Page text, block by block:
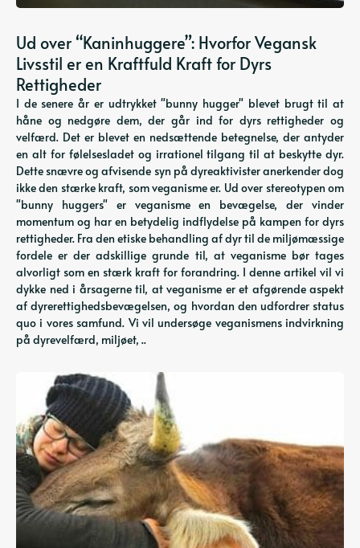
Ud over “Kaninhuggere”: Hvorfor Vegansk
Livsstil er en Kraftfuld Kraft for Dyrs
Rettigheder
I de senere år er udtrykket "bunny hugger" blevet brugt til at
håne og nedgøre dem, der går ind for dyrs rettigheder og
velfærd. Det er blevet en nedsættende betegnelse, der antyder
en alt for følelsesladet og irrationel tilgang til at beskytte dyr.
Dette snævre og afvisende syn på dyreaktivister anerkender dog
ikke den stærke kraft, som veganisme er. Ud over stereotypen om
"bunny huggers" er veganisme en bevægelse, der vinder
momentum og har en betydelig indflydelse på kampen for dyrs
rettigheder. Fra den etiske behandling af dyr til de miljømæssige
fordele er der adskillige grunde til, at veganisme bør tages
alvorligt som en stærk kraft for forandring. I denne artikel vil vi
dykke ned i årsagerne til, at veganisme er et afgørende aspekt
af dyrerettighedsbevægelsen, og hvordan den udfordrer status
quo i vores samfund. Vi vil undersøge veganismens indvirkning
på dyrevelfærd, miljøet, ..